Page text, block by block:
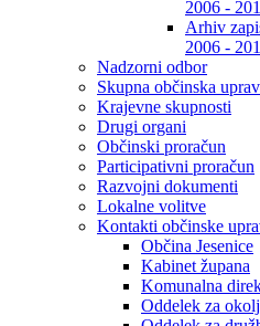
2006 -
Arhiv
2006 -
Nadzorni odbor
Skupna občinska
Krajevne skupnosti
Drugi organi
Občinski proračun
Participativni proračun
Razvojni dokumenti
Lokalne volitve
Kontakti občinske
Občina Jesenice
Kabinet župana
Komunalna
Oddelek za